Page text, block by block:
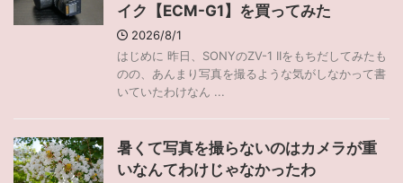
イク【ECM-G1】を買ってみた
2026/8/1
はじめに 昨日、SONYのZV-1 IIをもちだしてみたも
のの、あんまり写真を撮るような気がしなかって書
いていたわけなん ...
暑くて写真を撮らないのはカメラが重
いなんてわけじゃなかったわ